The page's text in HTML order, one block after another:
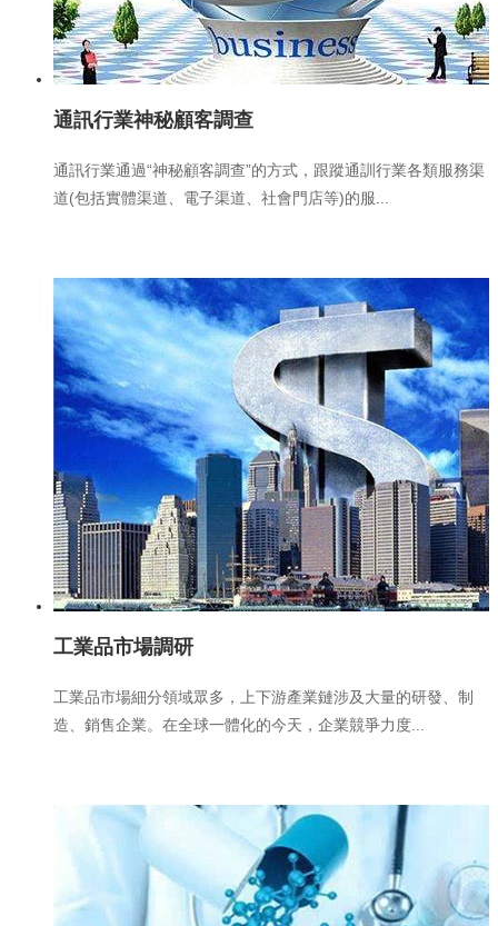
通訊行業神秘顧客調查
通訊行業通過“神秘顧客調查”的方式，跟蹤通訓行業各類服務渠
道(包括實體渠道、電子渠道、社會門店等)的服...
工業品市場調研
工業品市場細分領域眾多，上下游產業鏈涉及大量的研發、制
造、銷售企業。在全球一體化的今天，企業競爭力度...